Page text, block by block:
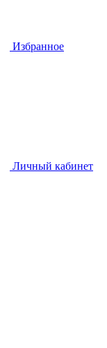
Избранное
Личный кабинет